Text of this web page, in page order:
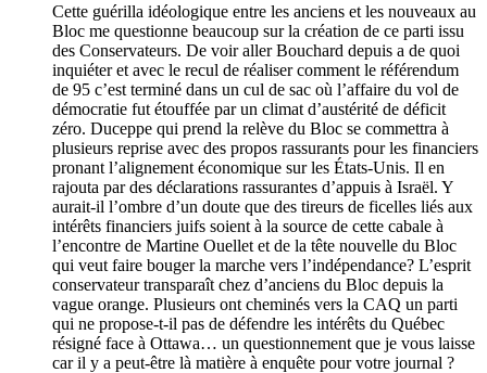
Cette guérilla idéologique entre les anciens et les nouveaux au
Bloc me questionne beaucoup sur la création de ce parti issu
des Conservateurs. De voir aller Bouchard depuis a de quoi
inquiéter et avec le recul de réaliser comment le référendum
de 95 c’est terminé dans un cul de sac où l’affaire du vol de
démocratie fut étouffée par un climat d’austérité de déficit
zéro. Duceppe qui prend la relève du Bloc se commettra à
plusieurs reprise avec des propos rassurants pour les financiers
pronant l’alignement économique sur les États-Unis. Il en
rajouta par des déclarations rassurantes d’appuis à Israël. Y
aurait-il l’ombre d’un doute que des tireurs de ficelles liés aux
intérêts financiers juifs soient à la source de cette cabale à
l’encontre de Martine Ouellet et de la tête nouvelle du Bloc
qui veut faire bouger la marche vers l’indépendance? L’esprit
conservateur transparaît chez d’anciens du Bloc depuis la
vague orange. Plusieurs ont cheminés vers la CAQ un parti
qui ne propose-t-il pas de défendre les intérêts du Québec
résigné face à Ottawa… un questionnement que je vous laisse
car il y a peut-être là matière à enquête pour votre journal ?